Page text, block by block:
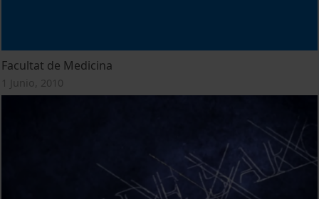
Facultat de Medicina
1 Junio, 2010